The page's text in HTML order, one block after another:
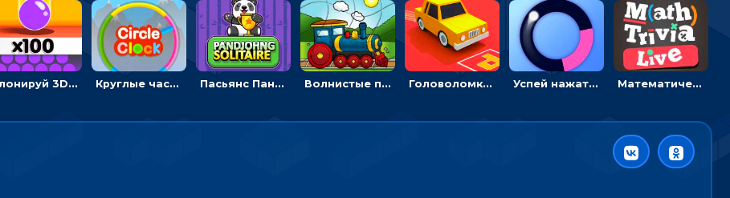
Клонируй 3D шарики и сливай их в воронку Круглые часы: ловить цветную стрелку в одинаковом участке циферблата Пасьянс Панджонг: собирать карты по порядку, чтобы очистить поле Волнистые пазлы с транспортом: собирай картинку из частей Головоломка Парк-стоянка: рисовать линии, чтобы парковать машины Успей нажать: кликай, чтобы попасть в цветной сектор круга Математическая викторина мультиплеер: решать примеры на время